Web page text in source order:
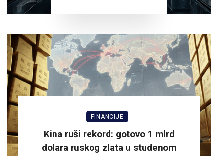
FINANCIJE
Kina ruši rekord: gotovo 1 mlrd
dolara ruskog zlata u studenom